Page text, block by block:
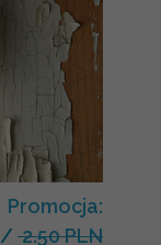
Promocja:
/ 2.50 PLN